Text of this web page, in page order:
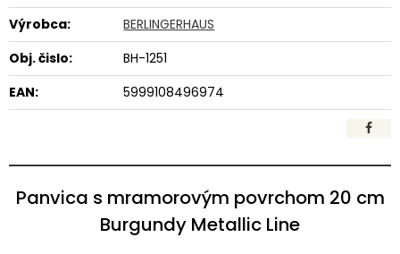
Výrobca:
BERLINGERHAUS
Obj. čislo:
BH-1251
EAN:
5999108496974
Panvica s mramorovým povrchom 20 cm
Burgundy Metallic Line